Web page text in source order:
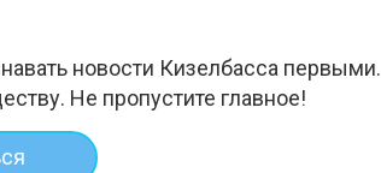
новости Кизелбасса первыми.
Не пропустите главное!